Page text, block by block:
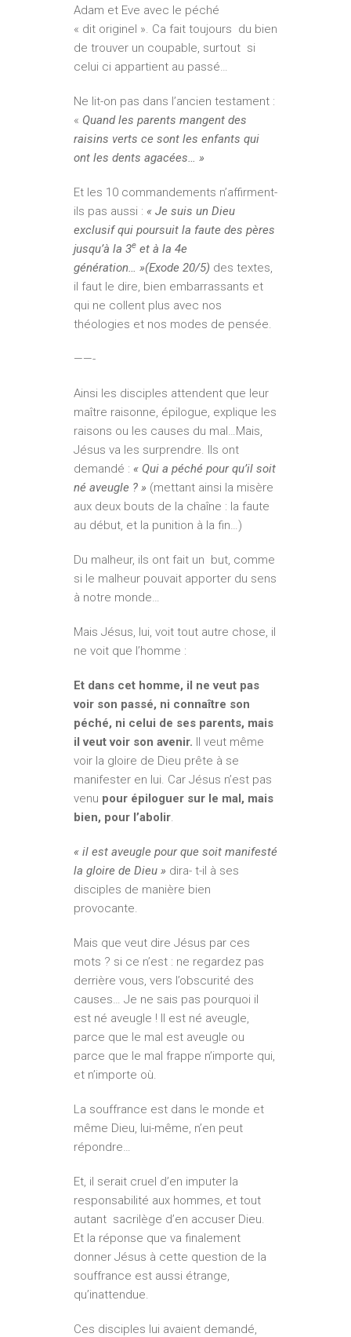
Adam et Eve avec le péché
« dit originel ». Ca fait toujours du bien
de trouver un coupable, surtout si
celui ci appartient au passé…
Ne lit-on pas dans l’ancien testament :
« Quand les parents mangent des
raisins verts ce sont les enfants qui
ont les dents agacées… »
Et les 10 commandements n’affirment-
ils pas aussi : « Je suis un Dieu
exclusif qui poursuit la faute des pères
jusqu’à la 3e et à la 4e
génération… »(Exode 20/5) des textes,
il faut le dire, bien embarrassants et
qui ne collent plus avec nos
théologies et nos modes de pensée.
——-
Ainsi les disciples attendent que leur
maître raisonne, épilogue, explique les
raisons ou les causes du mal…Mais,
Jésus va les surprendre. Ils ont
demandé : « Qui a péché pour qu’il soit
né aveugle ? » (mettant ainsi la misère
aux deux bouts de la chaîne : la faute
au début, et la punition à la fin…)
Du malheur, ils ont fait un but, comme
si le malheur pouvait apporter du sens
à notre monde…
Mais Jésus, lui, voit tout autre chose, il
ne voit que l’homme :
Et dans cet homme, il ne veut pas
voir son passé, ni connaître son
péché, ni celui de ses parents, mais
il veut voir son avenir. Il veut même
voir la gloire de Dieu prête à se
manifester en lui. Car Jésus n’est pas
venu pour épiloguer sur le mal, mais
bien, pour l’abolir.
« il est aveugle pour que soit manifesté
la gloire de Dieu » dira- t-il à ses
disciples de manière bien
provocante.
Mais que veut dire Jésus par ces
mots ? si ce n’est : ne regardez pas
derrière vous, vers l’obscurité des
causes… Je ne sais pas pourquoi il
est né aveugle ! Il est né aveugle,
parce que le mal est aveugle ou
parce que le mal frappe n’importe qui,
et n’importe où.
La souffrance est dans le monde et
même Dieu, lui-même, n’en peut
répondre…
Et, il serait cruel d’en imputer la
responsabilité aux hommes, et tout
autant sacrilège d’en accuser Dieu.
Et la réponse que va finalement
donner Jésus à cette question de la
souffrance est aussi étrange,
qu’inattendue.
Ces disciples lui avaient demandé,